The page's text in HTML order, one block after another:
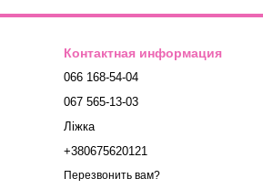
Контактная информация
066 168-54-04
067 565-13-03
Ліжка
+380675620121
Перезвонить вам?